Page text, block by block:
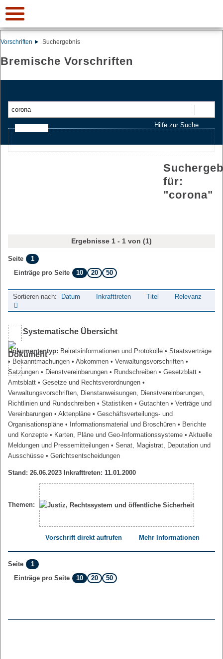
Vorschriften Suchergebnis
Bremische Vorschriften
Hilfe zur Suche
für:
"corona"
Ergebnisse 1 - 1 von (1)
Seite
1
Einträge pro Seite
10 20 50
Sortieren nach: Datum Inkrafttreten Titel Relevanz
Systematische Übersicht
Dokumententyp: Beiratsinformationen und Protokolle • Staatsverträge
• Bekanntmachungen • Abkommen • Verwaltungsvorschriften •
Satzungen • Dienstvereinbarungen • Rundschreiben • Gesetzblatt •
Amtsblatt • Gesetze und Rechtsverordnungen •
Verwaltungsvorschriften, Dienstanweisungen, Dienstvereinbarungen,
Richtlinien und Rundschreiben • Statistiken • Gutachten • Verträge und
Vereinbarungen • Aktenpläne • Geschäftsverteilungs- und
Organisationspläne • Informationsmaterial und Broschüren • Berichte
und Konzepte • Karten, Pläne und Geo-Informationssysteme • Aktuelle
Meldungen und Pressemitteilungen • Senat, Magistrat, Deputation und
Ausschüsse • Gerichtsentscheidungen
Stand: 26.06.2023 Inkrafttreten: 11.01.2000
Themen:
Vorschrift direkt aufrufen Mehr Informationen
Seite
1
Einträge pro Seite
10 20 50